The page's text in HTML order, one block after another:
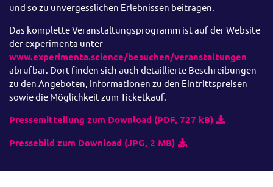
und so zu unvergesslichen Erlebnissen beitragen.
Das komplette Veranstaltungsprogramm ist auf der Website
der experimenta unter
www.experimenta.science/besuchen/veranstaltungen
abrufbar. Dort finden sich auch detaillierte Beschreibungen
zu den Angeboten, Informationen zu den Eintrittspreisen
sowie die Möglichkeit zum Ticketkauf.
Pressemitteilung zum Download (PDF, 727 kB)
Pressebild zum Download (JPG, 2 MB)